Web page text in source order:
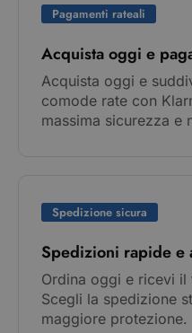
Pagamenti rateali
Acquista oggi e
Acquista oggi e
comode rate con
massima sicurezza e
Spedizione sicura
Spedizioni rapide e
Ordina oggi e ricevi
Scegli la spedizione
maggiore protezione.